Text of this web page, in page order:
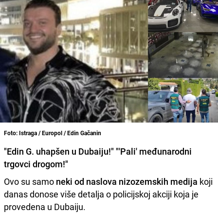
Foto: Istraga / Europol / Edin Gačanin
"Edin G. uhapšen u Dubaiju!" "'Pali' međunarodni
trgovci drogom!"
Ovo su samo neki od naslova nizozemskih medija koji
danas donose više detalja o policijskoj akciji koja je
provedena u Dubaiju.